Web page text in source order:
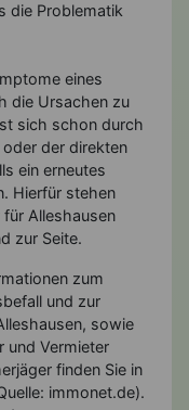
die Problematik
eines
die Ursachen zu
sich schon durch
oder der direkten
ein erneutes
Hierfür stehen
Alleshausen
zur Seite.
zum
und zur
sowie
und Vermieter
finden Sie in
immonet.de).